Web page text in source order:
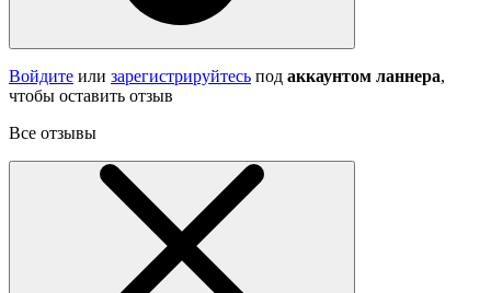
Войдите или зарегистрируйтесь под аккаунтом ланнера,
чтобы оставить отзыв
Все отзывы